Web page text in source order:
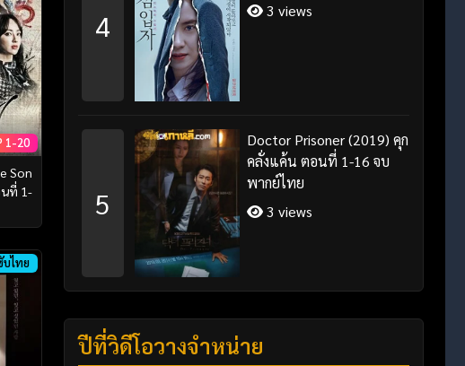
1-20
Son
ที่ 1-
บไทย
4
3 views
5
Doctor Prisoner (2019) คุก
คลั่งแค้น ตอนที่ 1-16 จบ
พากย์ไทย
3 views
ปีที่วิดีโอวางจำหน่าย